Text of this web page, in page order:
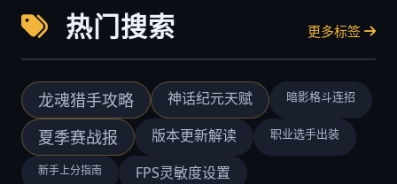
热门搜索 更多标签
龙魂猎手攻略 神话纪元天赋 暗影格斗连招
夏季赛战报 版本更新解读 职业选手出装
新手上分指南 FPS灵敏度设置